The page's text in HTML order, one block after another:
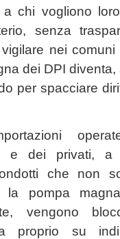
a chi vogliono
senza
nei comuni
dei DPI diventa,
per spacciare
e dei privati, a
che non
la pompa
vengono
proprio su